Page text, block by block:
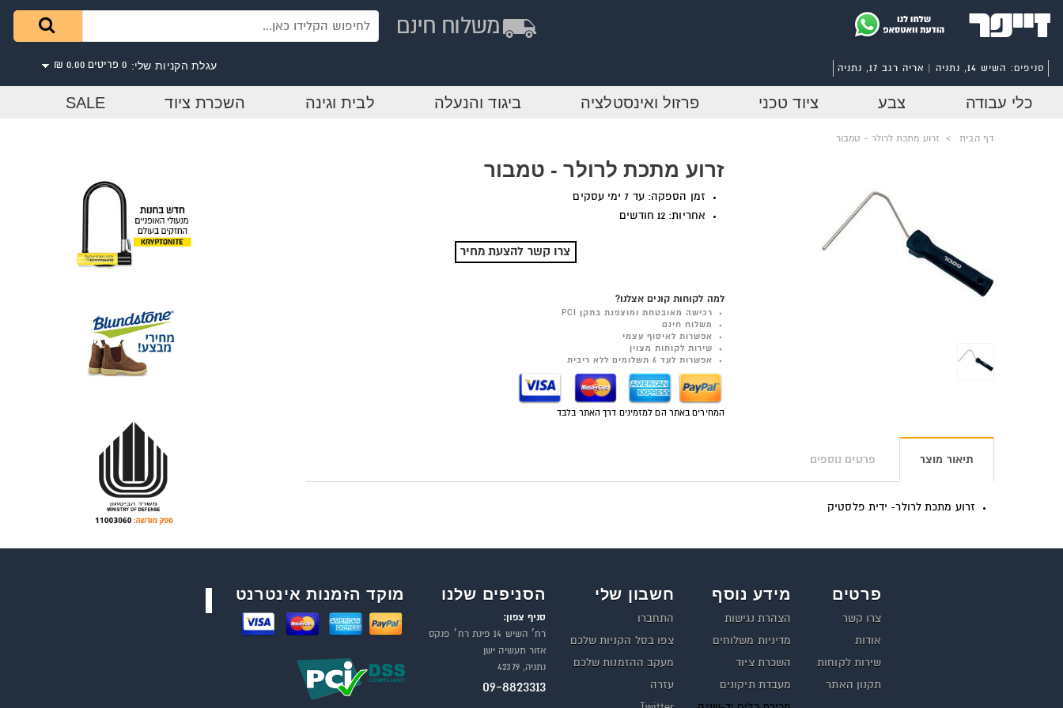
עגלת הקניות שלי: 0 פריטים 0.00 ₪ סניפים: השיש 14, נתניה | אריה רגב 17, נתניה
כלי עבודה צבע ציוד טכני פרזול ואינסטלציה ביגוד והנעלה לבית וגינה השכרת ציוד SALE
דף הבית > זרוע מתכת לרולר - טמבור
זרוע מתכת לרולר - טמבור
זמן הספקה: עד 7 ימי עסקים
אחריות: 12 חודשים
צרו קשר להצעת מחיר
למה לקוחות קונים אצלנו?
רכישה מאובטחת ומוצפנת בתקן PCI
משלוח חינם
אפשרות לאיסוף עצמי
שירות לקוחות מצוין
אפשרות לעד 6 תשלומים ללא ריבית
המחירים באתר הם למזמינים דרך האתר בלבד
תיאור מוצר פרטים נוספים
זרוע מתכת לרולר- ידית פלסטיק
פרטים
צרו קשר
אודות
שירות לקוחות
תקנון האתר
מידע נוסף
הצהרת נגישות
מדיניות משלוחים
השכרת ציוד
מעבדת תיקונים
חשבון שלי
התחברו
צפו בסל הקניות שלכם
מעקב ההזמנות שלכם
עזרה
הסניפים שלנו
סניף צפון:
רח׳ השיש 14 פינת רח׳ פנקס
אזור תעשיה ישן
נתניה, 42379
09-8823313
מוקד הזמנות אינטרנט